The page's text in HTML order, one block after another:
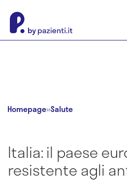
Homepage»Salute
Italia: il paese
resistente agli